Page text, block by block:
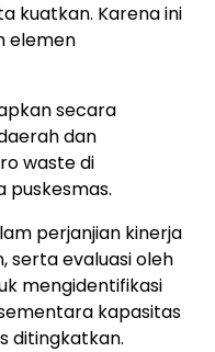
kuatkan. Karena ini
elemen
secara
dan
waste di
puskesmas.
perjanjian kinerja
serta evaluasi oleh
mengidentifikasi
kapasitas
ditingkatkan.